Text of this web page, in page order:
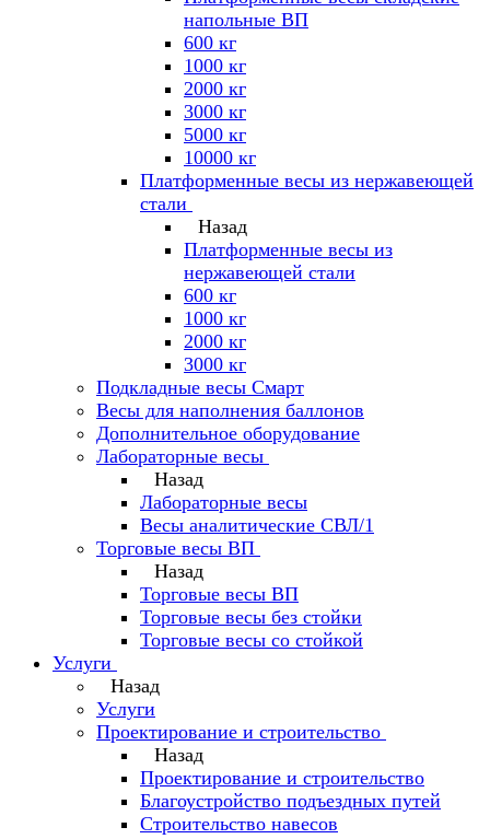
напольные ВП
600 кг
1000 кг
2000 кг
3000 кг
5000 кг
10000 кг
Платформенные весы из нержавеющей
стали
Назад
Платформенные весы из
нержавеющей стали
600 кг
1000 кг
2000 кг
3000 кг
Подкладные весы Смарт
Весы для наполнения баллонов
Дополнительное оборудование
Лабораторные весы
Назад
Лабораторные весы
Весы аналитические СВЛ/1
Торговые весы ВП
Назад
Торговые весы ВП
Торговые весы без стойки
Торговые весы со стойкой
Услуги
Назад
Услуги
Проектирование и строительство
Назад
Проектирование и строительство
Благоустройство подъездных путей
Строительство навесов